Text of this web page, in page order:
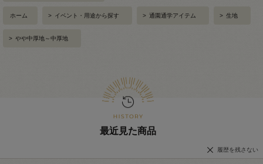
ホーム > イベント・用途から探す > 通園通学アイテム > 生地
> やや中厚地～中厚地
最近見た商品
履歴を残さない